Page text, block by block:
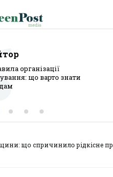
організації
що варто знати
що спричинило рідкісне